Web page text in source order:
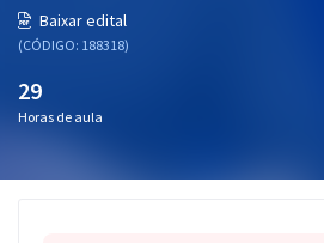
Atendimento
Baixar edital
(CÓDIGO: 188318)
29
Horas de aula